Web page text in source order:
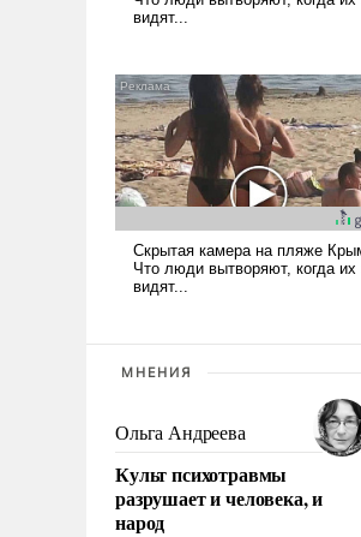
МНЕНИЯ
Ольга Андреева
Культ психотравмы
разрушает и человека, и
народ